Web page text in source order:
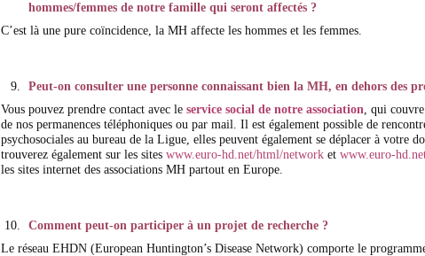
hommes/femmes de notre famille qui seront affectés ?
C’est là une pure coïncidence, la MH affecte les hommes et les femmes.
Peut-on consulter une personne connaissant bien la MH, en dehors des
Vous pouvez prendre contact avec le service social de notre association, qui
de nos permanences téléphoniques ou par mail. Il est également possible de
psychosociales au bureau de la Ligue, elles peuvent également se déplacer à votre
trouverez également sur les sites www.euro-hd.net/html/network et www.euro-
les sites internet des associations MH partout en Europe.
Comment peut-on participer à un projet de recherche ?
Le réseau EHDN (European Huntington’s Disease Network) comporte le